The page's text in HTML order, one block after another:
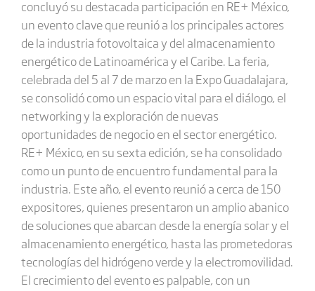
concluyó su destacada participación en RE+ México,
un evento clave que reunió a los principales actores
de la industria fotovoltaica y del almacenamiento
energético de Latinoamérica y el Caribe. La feria,
celebrada del 5 al 7 de marzo en la Expo Guadalajara,
se consolidó como un espacio vital para el diálogo, el
networking y la exploración de nuevas
oportunidades de negocio en el sector energético.
RE+ México, en su sexta edición, se ha consolidado
como un punto de encuentro fundamental para la
industria. Este año, el evento reunió a cerca de 150
expositores, quienes presentaron un amplio abanico
de soluciones que abarcan desde la energía solar y el
almacenamiento energético, hasta las prometedoras
tecnologías del hidrógeno verde y la electromovilidad.
El crecimiento del evento es palpable, con un